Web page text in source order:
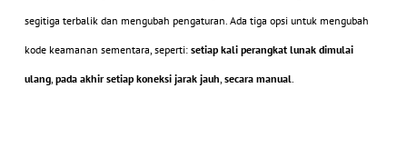
segitiga terbalik dan mengubah pengaturan. Ada tiga opsi untuk mengubah
kode keamanan sementara, seperti: setiap kali perangkat lunak dimulai
ulang, pada akhir setiap koneksi jarak jauh, secara manual.